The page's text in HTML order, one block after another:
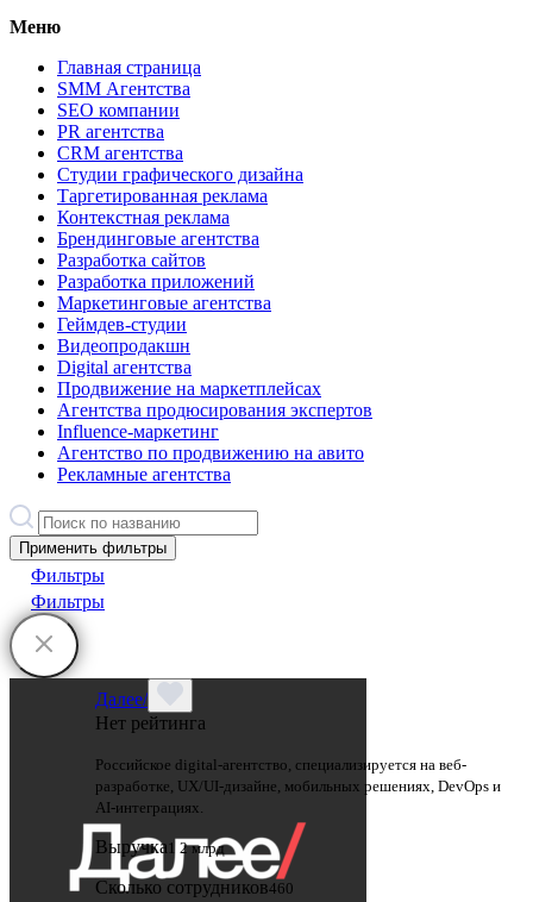
Меню
Главная страница
SMM Агентства
SEO компании
PR агентства
CRM агентства
Студии графического дизайна
Таргетированная реклама
Контекстная реклама
Брендинговые агентства
Разработка сайтов
Разработка приложений
Маркетинговые агентства
Геймдев-студии
Видеопродакшн
Digital агентства
Продвижение на маркетплейсах
Агентства продюсирования экспертов
Influence-маркетинг
Агентство по продвижению на авито
Рекламные агентства
Применить фильтры
Фильтры
Фильтры
Далее/
Нет рейтинга
Российское digital-агентство, специализируется на веб-
разработке, UX/UI-дизайне, мобильных решениях, DevOps и
AI-интеграциях.
Выручка 1 2 млрд
Сколько сотрудников460